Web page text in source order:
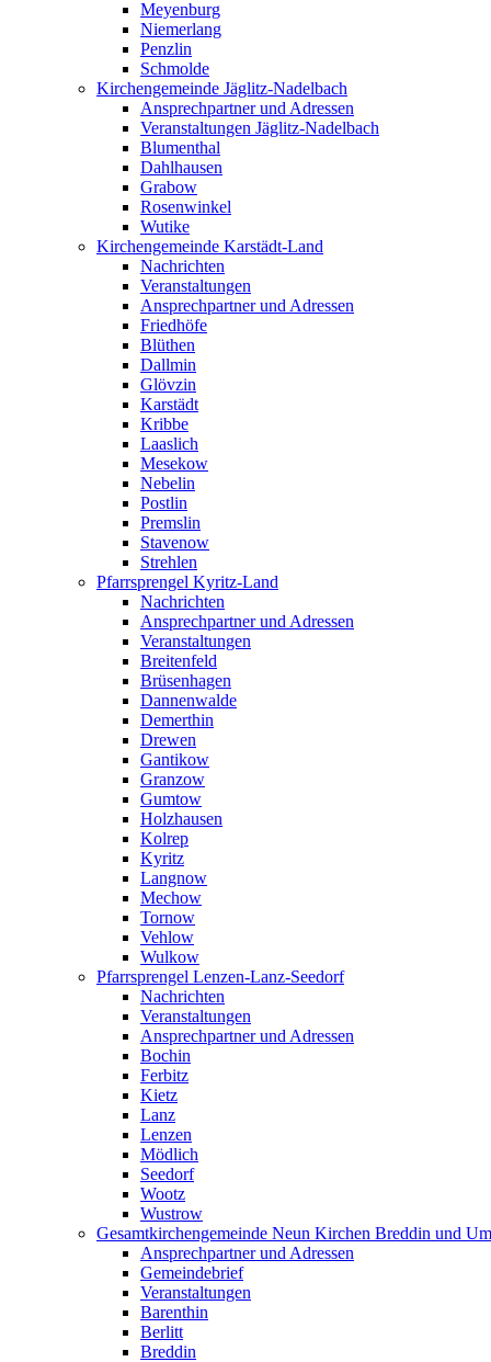
Meyenburg
Niemerlang
Penzlin
Schmolde
Kirchengemeinde Jäglitz-Nadelbach
Ansprechpartner und Adressen
Veranstaltungen Jäglitz-Nadelbach
Blumenthal
Dahlhausen
Grabow
Rosenwinkel
Wutike
Kirchengemeinde Karstädt-Land
Nachrichten
Veranstaltungen
Ansprechpartner und Adressen
Friedhöfe
Blüthen
Dallmin
Glövzin
Karstädt
Kribbe
Laaslich
Mesekow
Nebelin
Postlin
Premslin
Stavenow
Strehlen
Pfarrsprengel Kyritz-Land
Nachrichten
Ansprechpartner und Adressen
Veranstaltungen
Breitenfeld
Brüsenhagen
Dannenwalde
Demerthin
Drewen
Gantikow
Granzow
Gumtow
Holzhausen
Kolrep
Kyritz
Langnow
Mechow
Tornow
Vehlow
Wulkow
Pfarrsprengel Lenzen-Lanz-Seedorf
Nachrichten
Veranstaltungen
Ansprechpartner und Adressen
Bochin
Ferbitz
Kietz
Lanz
Lenzen
Mödlich
Seedorf
Wootz
Wustrow
Gesamtkirchengemeinde Neun Kirchen Breddin und
Ansprechpartner und Adressen
Gemeindebrief
Veranstaltungen
Barenthin
Berlitt
Breddin